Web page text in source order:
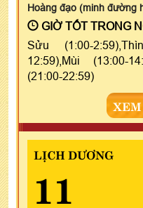
Hoàng đạo (minh đường
GIỜ TỐT TRONG
Sửu (1:00-
12:59),Mùi (13:00-
(21:00-22:59)
LỊCH DƯƠNG
11